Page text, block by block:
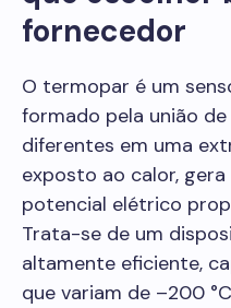
fornecedor
O termopar é um
formado pela união
diferentes em uma
exposto ao calor,
potencial elétrico
Trata-se de um
altamente eficiente,
que variam de –200